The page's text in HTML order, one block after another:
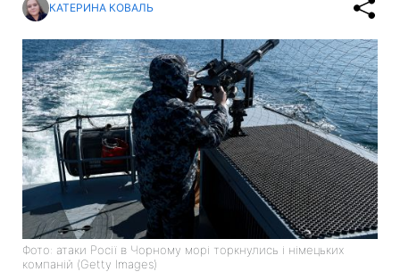
КАТЕРИНА КОВАЛЬ
Фото: атаки Росії в Чорному морі торкнулись і німецьких
компаній (Getty Images)